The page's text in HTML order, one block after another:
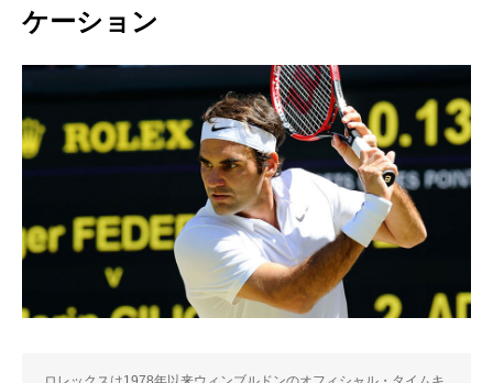
ケーション